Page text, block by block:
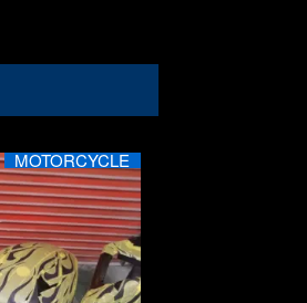
MOTORCYCLE